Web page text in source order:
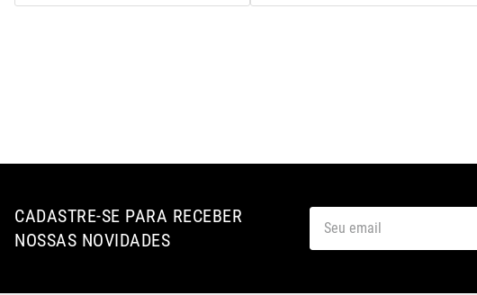
CADASTRE-SE PARA RECEBER
NOSSAS NOVIDADES